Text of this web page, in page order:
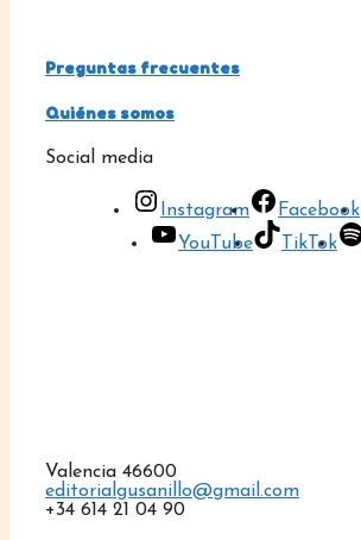
Preguntas frecuentes
Quiénes somos
Social media
Instagram Facebook
YouTube
TikTok
Valencia 46600
editorialgusanillo@gmail.com
+34 614 21 04 90